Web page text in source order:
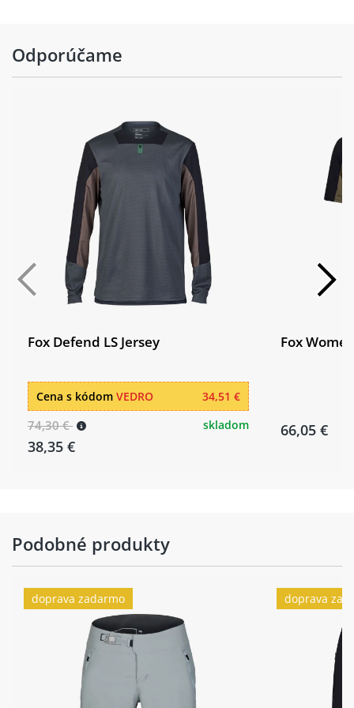
Odporúčame
Fox Defend LS Jersey
34,51 €
Cena s kódom VEDRO
74,30 €
38,35 €
skladom
Fox
66,05 €
Podobné produkty
doprava zadarmo doprava